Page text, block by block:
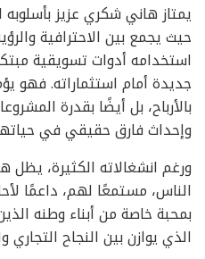
يمتاز هاني شكري عزيز
حيث يجمع بين الاحترافية
استخدامه أدوات تسويقية
جديدة أمام استثماراته. فهو
بالأرباح، بل أيضًا بقدرة
وإحداث فارق حقيقي في
ورغم انشغالاته الكثيرة،
الناس، مستمعًا لهم، داعمًا
بمحبة خاصة من أبناء وطنه
الذي يوازن بين النجاح